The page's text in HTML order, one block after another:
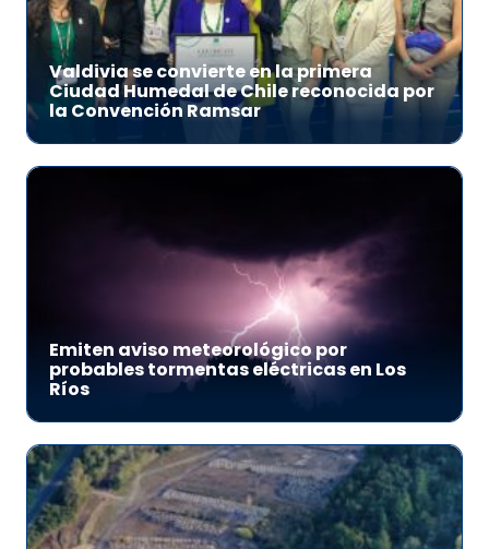
Valdivia se convierte en la primera
Ciudad Humedal de Chile reconocida por
la Convención Ramsar
Emiten aviso meteorológico por
probables tormentas eléctricas en Los
Ríos